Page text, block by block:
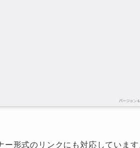
形式のリンクにも対応しています